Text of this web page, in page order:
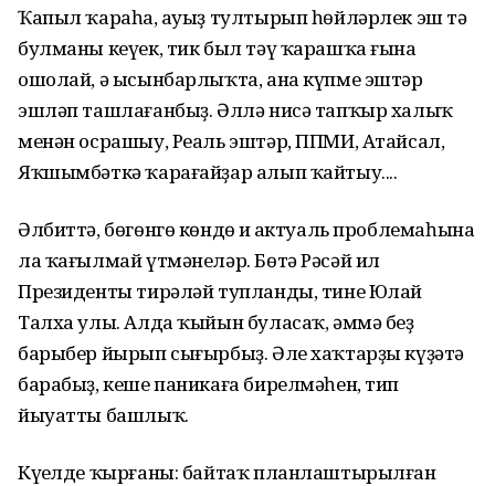
Ҡапыл ҡараһаң, ауыҙ тултырып һөйләрлек эш тә
булманы кеүек, тик был тәү ҡарашҡа ғына
ошолай, ә ысынбарлыҡта, ана күпме эштәр
эшләп ташлағанбыҙ. Әллә нисә тапҡыр халыҡ
менән осрашыу, Реаль эштәр, ППМИ, Атайсал,
Яҡшымбәткә ҡарағайҙар алып ҡайтыу....
Әлбиттә, бөгөнгө көндөң иң актуаль проблемаһына
ла ҡағылмай үтмәнеләр. Бөтә Рәсәй ил
Президенты тирәләй тупланды, тине Юлай
Талха улы. Алда ҡыйын буласаҡ, әммә беҙ
барыбер йырып сығырбыҙ. Әле хаҡтарҙы күҙәтә
барабыҙ, кеше паникаға бирелмәһен, тип
йыуатты башлыҡ.
Күңелде ҡырғаны: байтаҡ планлаштырылған